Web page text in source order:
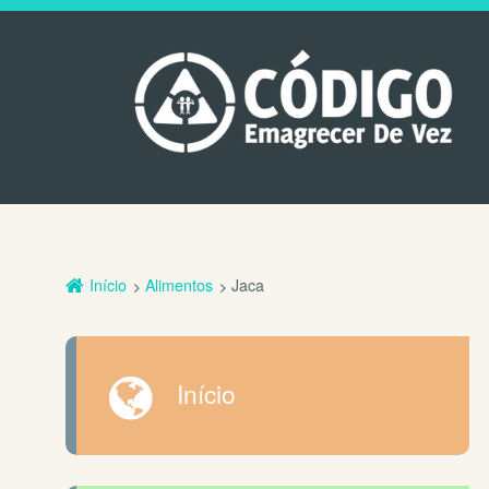
Início Alimentos Jaca
Início